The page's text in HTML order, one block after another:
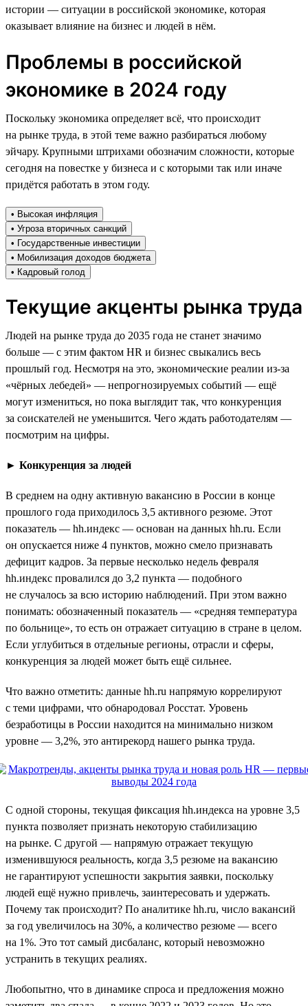
истории — ситуации в российской экономике, которая
оказывает влияние на бизнес и людей в нём.
Проблемы в российской
экономике в 2024 году
Поскольку экономика определяет всё, что происходит
на рынке труда, в этой теме важно разбираться любому
эйчару. Крупными штрихами обозначим сложности, которые
сегодня на повестке у бизнеса и с которыми так или иначе
придётся работать в этом году.
• Высокая инфляция
• Угроза вторичных санкций
• Государственные инвестиции
• Мобилизация доходов бюджета
• Кадровый голод
Текущие акценты рынка труда
Людей на рынке труда до 2035 года не станет значимо
больше — с этим фактом HR и бизнес свыкались весь
прошлый год. Несмотря на это, экономические реалии из-за
«чёрных лебедей» — непрогнозируемых событий — ещё
могут измениться, но пока выглядит так, что конкуренция
за соискателей не уменьшится. Чего ждать работодателям —
посмотрим на цифры.
► Конкуренция за людей
В среднем на одну активную вакансию в России в конце
прошлого года приходилось 3,5 активного резюме. Этот
показатель — hh.индекс — основан на данных hh.ru. Если
он опускается ниже 4 пунктов, можно смело признавать
дефицит кадров. За первые несколько недель февраля
hh.индекс провалился до 3,2 пункта — подобного
не случалось за всю историю наблюдений. При этом важно
понимать: обозначенный показатель — «средняя температура
по больнице», то есть он отражает ситуацию в стране в целом.
Если углубиться в отдельные регионы, отрасли и сферы,
конкуренция за людей может быть ещё сильнее.
Что важно отметить: данные hh.ru напрямую коррелируют
с теми цифрами, что обнародовал Росстат. Уровень
безработицы в России находится на минимально низком
уровне — 3,2%, это антирекорд нашего рынка труда.
С одной стороны, текущая фиксация hh.индекса на уровне 3,5
пункта позволяет признать некоторую стабилизацию
на рынке. С другой — напрямую отражает текущую
изменившуюся реальность, когда 3,5 резюме на вакансию
не гарантируют успешности закрытия заявки, поскольку
людей ещё нужно привлечь, заинтересовать и удержать.
Почему так происходит? По аналитике hh.ru, число вакансий
за год увеличилось на 30%, а количество резюме — всего
на 1%. Это тот самый дисбаланс, который невозможно
устранить в текущих реалиях.
Любопытно, что в динамике спроса и предложения можно